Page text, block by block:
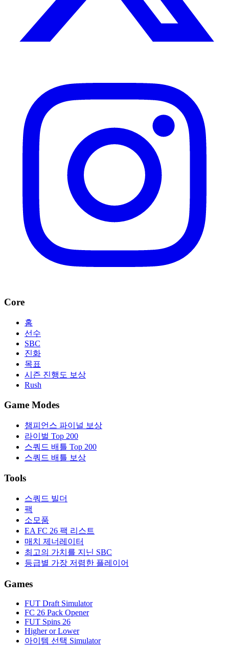
Core
홈
선수
SBC
진화
목표
시즌 진행도 보상
Rush
Game Modes
챔피언스 파이널 보상
라이벌 Top 200
스쿼드 배틀 Top 200
스쿼드 배틀 보상
Tools
스쿼드 빌더
팩
소모품
EA FC 26 팩 리스트
매치 제너레이터
최고의 가치를 지닌 SBC
등급별 가장 저렴한 플레이어
Games
FUT Draft Simulator
FC 26 Pack Opener
FUT Spins 26
Higher or Lower
아이템 선택 Simulator